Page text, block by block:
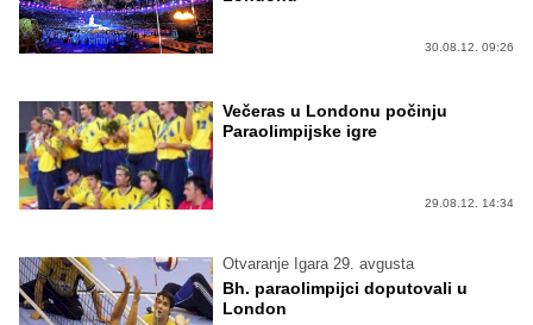
30.08.12. 09:26
Večeras u Londonu počinju
Paraolimpijske igre
29.08.12. 14:34
Otvaranje Igara 29. avgusta
Bh. paraolimpijci doputovali u
London